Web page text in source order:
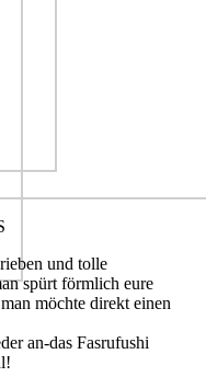
und tolle
spürt förmlich eure
möchte direkt einen
an-das Fasrufushi